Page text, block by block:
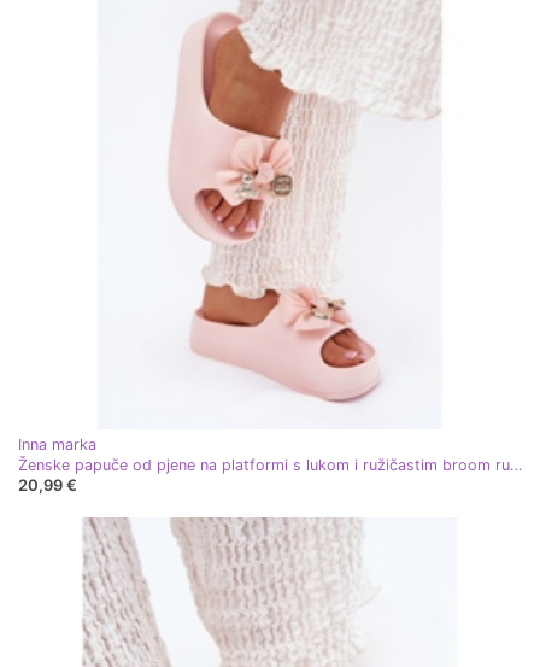
Inna marka
Ženske papuče od pjene na platformi s lukom i ružičastim broom ružičasta
20,99 €